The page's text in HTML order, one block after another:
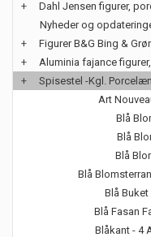
+
Dahl Jensen figurer,
Nyheder og
+
Figurer B&G Bing &
+
Aluminia fajance
+
Spisestel -Kgl. Porcelæn
Art
Blå
Blå
Blå
Blå
Blå
Blå Fasan
Blåkant - 4